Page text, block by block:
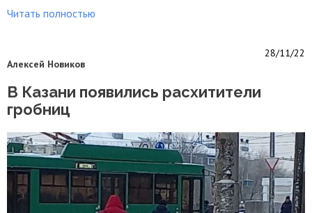
Читать полностью
28/11/22
Алексей Новиков
В Казани появились расхитители
гробниц